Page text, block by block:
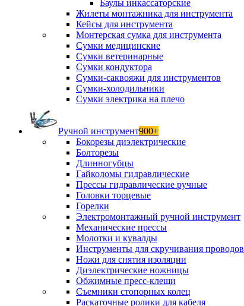
Баулы инкассаторские
Жилеты монтажника для инструмента
Кейсы для инструмента
Монтерская сумка для инструмента
Сумки медицинские
Сумки ветеринарные
Сумки кондуктора
Сумки-саквояжи для инструментов
Сумки-холодильники
Сумки электрика на плечо
Ручной инструмент900+
Бокорезы диэлектрические
Болторезы
Длинногубцы
Гайколомы гидравлические
Прессы гидравлические ручные
Головки торцевые
Горелки
Электромонтажный ручной инструмент
Механические прессы
Молотки и кувалды
Инструменты для скручивания проводов
Ножи для снятия изоляции
Диэлектрические ножницы
Обжимные пресс-клещи
Съемники стопорных колец
Раскаточные ролики для кабеля